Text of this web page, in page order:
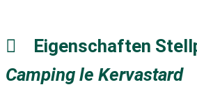
Eigenschaften
Camping le Kervastard